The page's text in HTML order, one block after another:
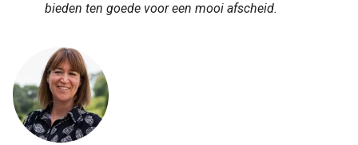
bieden ten goede voor een mooi afscheid.